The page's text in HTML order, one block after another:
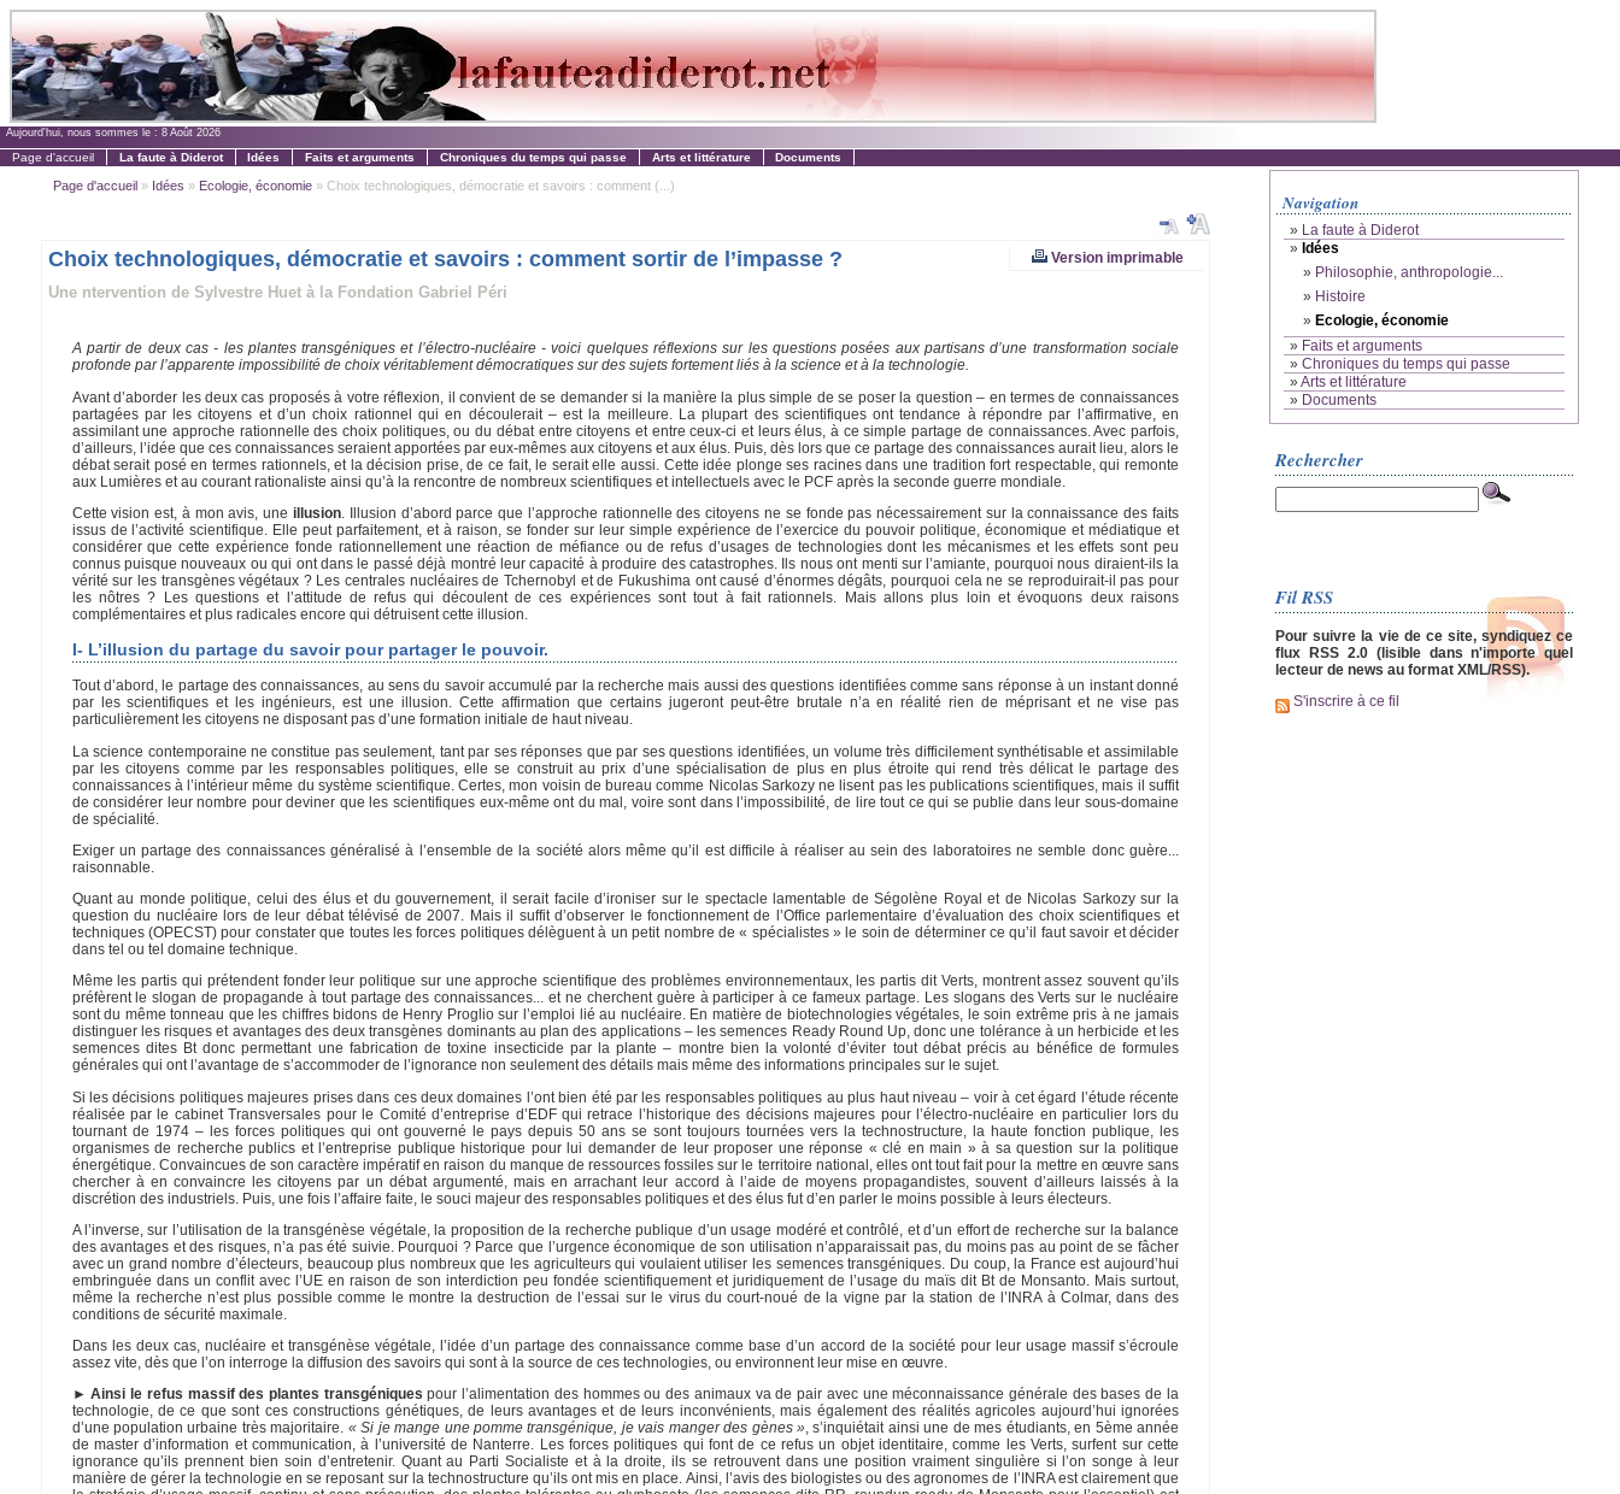
Aujourd'hui, nous sommes le : 8 Août 2026
Page d'accueil La faute à Diderot Idées Faits et arguments Chroniques du temps qui passe Arts et littérature Documents
Page d'accueil» Idées » Ecologie, économie» Choix technologiques, démocratie et savoirs : comment (...)
Version imprimable
Choix technologiques, démocratie et savoirs : comment sortir de l’impasse ?
Une ntervention de Sylvestre Huet à la Fondation Gabriel Péri
A partir de deux cas - les plantes transgéniques et l’électro-nucléaire - voici quelques réflexions sur les questions posées aux partisans d’une transformation sociale
profonde par l’apparente impossibilité de choix véritablement démocratiques sur des sujets fortement liés à la science et à la technologie.
Avant d’aborder les deux cas proposés à votre réflexion, il convient de se demander si la manière la plus simple de se poser la question – en termes de connaissances
partagées par les citoyens et d’un choix rationnel qui en découlerait – est la meilleure. La plupart des scientifiques ont tendance à répondre par l’affirmative, en
assimilant une approche rationnelle des choix politiques, ou du débat entre citoyens et entre ceux-ci et leurs élus, à ce simple partage de connaissances. Avec parfois,
d’ailleurs, l’idée que ces connaissances seraient apportées par eux-mêmes aux citoyens et aux élus. Puis, dès lors que ce partage des connaissances aurait lieu, alors le
débat serait posé en termes rationnels, et la décision prise, de ce fait, le serait elle aussi. Cette idée plonge ses racines dans une tradition fort respectable, qui remonte
aux Lumières et au courant rationaliste ainsi qu’à la rencontre de nombreux scientifiques et intellectuels avec le PCF après la seconde guerre mondiale.
Cette vision est, à mon avis, uneillusion . Illusion d’abord parce que l’approche rationnelle des citoyens ne se fonde pas nécessairement sur la connaissance des faits
issus de l’activité scientifique. Elle peut parfaitement, et à raison, se fonder sur leur simple expérience de l’exercice du pouvoir politique, économique et médiatique et
considérer que cette expérience fonde rationnellement une réaction de méfiance ou de refus d’usages de technologies dont les mécanismes et les effets sont peu
connus puisque nouveaux ou qui ont dans le passé déjà montré leur capacité à produire des catastrophes. Ils nous ont menti sur l’amiante, pourquoi nous diraient-ils la
vérité sur les transgènes végétaux ? Les centrales nucléaires de Tchernobyl et de Fukushima ont causé d’énormes dégâts, pourquoi cela ne se reproduirait-il pas pour
les nôtres ? Les questions et l’attitude de refus qui découlent de ces expériences sont tout à fait rationnels. Mais allons plus loin et évoquons deux raisons
complémentaires et plus radicales encore qui détruisent cette illusion.
I- L’illusion du partage du savoir pour partager le pouvoir.
Tout d’abord, le partage des connaissances, au sens du savoir accumulé par la recherche mais aussi des questions identifiées comme sans réponse à un instant donné
par les scientifiques et les ingénieurs, est une illusion. Cette affirmation que certains jugeront peut-être brutale n’a en réalité rien de méprisant et ne vise pas
particulièrement les citoyens ne disposant pas d’une formation initiale de haut niveau.
La science contemporaine ne constitue pas seulement, tant par ses réponses que par ses questions identifiées, un volume très difficilement synthétisable et assimilable
par les citoyens comme par les responsables politiques, elle se construit au prix d’une spécialisation de plus en plus étroite qui rend très délicat le partage des
connaissances à l’intérieur même du système scientifique. Certes, mon voisin de bureau comme Nicolas Sarkozy ne lisent pas les publications scientifiques, mais il suffit
de considérer leur nombre pour deviner que les scientifiques eux-même ont du mal, voire sont dans l’impossibilité, de lire tout ce qui se publie dans leur sous-domaine
de spécialité.
Exiger un partage des connaissances généralisé à l’ensemble de la société alors même qu’il est difficile à réaliser au sein des laboratoires ne semble donc guère...
raisonnable.
Quant au monde politique, celui des élus et du gouvernement, il serait facile d’ironiser sur le spectacle lamentable de Ségolène Royal et de Nicolas Sarkozy sur la
question du nucléaire lors de leur débat télévisé de 2007. Mais il suffit d’observer le fonctionnement de l’Office parlementaire d’évaluation des choix scientifiques et
techniques (OPECST) pour constater que toutes les forces politiques délèguent à un petit nombre de « spécialistes » le soin de déterminer ce qu’il faut savoir et décider
dans tel ou tel domaine technique.
Même les partis qui prétendent fonder leur politique sur une approche scientifique des problèmes environnementaux, les partis dit Verts, montrent assez souvent qu’ils
préfèrent le slogan de propagande à tout partage des connaissances... et ne cherchent guère à participer à ce fameux partage. Les slogans des Verts sur le nucléaire
sont du même tonneau que les chiffres bidons de Henry Proglio sur l’emploi lié au nucléaire. En matière de biotechnologies végétales, le soin extrême pris à ne jamais
distinguer les risques et avantages des deux transgènes dominants au plan des applications – les semences Ready Round Up, donc une tolérance à un herbicide et les
semences dites Bt donc permettant une fabrication de toxine insecticide par la plante – montre bien la volonté d’éviter tout débat précis au bénéfice de formules
générales qui ont l’avantage de s’accommoder de l’ignorance non seulement des détails mais même des informations principales sur le sujet.
Si les décisions politiques majeures prises dans ces deux domaines l’ont bien été par les responsables politiques au plus haut niveau – voir à cet égard l’étude récente
réalisée par le cabinet Transversales pour le Comité d’entreprise d’EDF qui retrace l’historique des décisions majeures pour l’électro-nucléaire en particulier lors du
tournant de 1974 – les forces politiques qui ont gouverné le pays depuis 50 ans se sont toujours tournées vers la technostructure, la haute fonction publique, les
organismes de recherche publics et l’entreprise publique historique pour lui demander de leur proposer une réponse « clé en main » à sa question sur la politique
énergétique. Convaincues de son caractère impératif en raison du manque de ressources fossiles sur le territoire national, elles ont tout fait pour la mettre en œuvre sans
chercher à en convaincre les citoyens par un débat argumenté, mais en arrachant leur accord à l’aide de moyens propagandistes, souvent d’ailleurs laissés à la
discrétion des industriels. Puis, une fois l’affaire faite, le souci majeur des responsables politiques et des élus fut d’en parler le moins possible à leurs électeurs.
A l’inverse, sur l’utilisation de la transgénèse végétale, la proposition de la recherche publique d’un usage modéré et contrôlé, et d’un effort de recherche sur la balance
des avantages et des risques, n’a pas été suivie. Pourquoi ? Parce que l’urgence économique de son utilisation n’apparaissait pas, du moins pas au point de se fâcher
avec un grand nombre d’électeurs, beaucoup plus nombreux que les agriculteurs qui voulaient utiliser les semences transgéniques. Du coup, la France est aujourd’hui
embringuée dans un conflit avec l’UE en raison de son interdiction peu fondée scientifiquement et juridiquement de l’usage du maïs dit Bt de Monsanto. Mais surtout,
même la recherche n’est plus possible comme le montre la destruction de l’essai sur le virus du court-noué de la vigne par la station de l’INRA à Colmar, dans des
conditions de sécurité maximale.
Dans les deux cas, nucléaire et transgénèse végétale, l’idée d’un partage des connaissance comme base d’un accord de la société pour leur usage massif s’écroule
assez vite, dès que l’on interroge la diffusion des savoirs qui sont à la source de ces technologies, ou environnent leur mise en œuvre.
► Ainsi le refus massif des plantes transgéniques pour l’alimentation des hommes ou des animaux va de pair avec une méconnaissance générale des bases de la
technologie, de ce que sont ces constructions génétiques, de leurs avantages et de leurs inconvénients, mais également des réalités agricoles aujourd’hui ignorées
d’une population urbaine très majoritaire. « Si je mange une pomme transgénique, je vais manger des gènes », s’inquiétait ainsi une de mes étudiants, en 5ème année
de master d’information et communication, à l’université de Nanterre. Les forces politiques qui font de ce refus un objet identitaire, comme les Verts, surfent sur cette
ignorance qu’ils prennent bien soin d’entretenir. Quant au Parti Socialiste et à la droite, ils se retrouvent dans une position vraiment singulière si l’on songe à leur
manière de gérer la technologie en se reposant sur la technostructure qu’ils ont mis en place. Ainsi, l’avis des biologistes ou des agronomes de l’INRA est clairement que
Navigation
» La faute à Diderot
» Idées
» Philosophie, anthropologie...
» Histoire
» Ecologie, économie
» Faits et arguments
» Chroniques du temps qui passe
»Arts et littérature
» Documents
Rechercher
Fil RSS
Pour suivre la vie de ce site, syndiquez ce
flux RSS 2.0 (lisible dans n'importe quel
lecteur de news au format XML/RSS).
S'inscrire à ce fil